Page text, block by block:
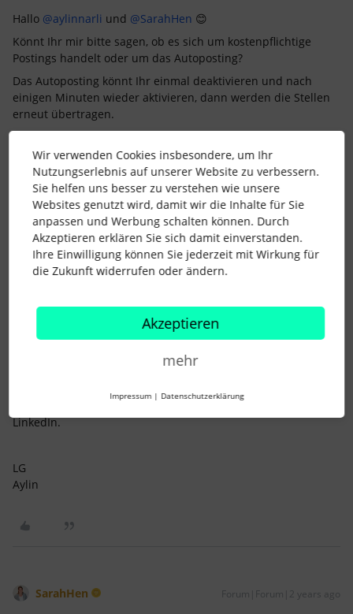
Hallo @aylinnarli und @SarahHen 😊
Könnt Ihr mir bitte sagen, ob es sich um kostenpflichtige
Postings handelt oder um das Autoposting?
Das Autoposting könnt Ihr einmal deaktivieren und nach
einigen Minuten wieder aktivieren, dann werden die Stellen
erneut übertragen.
Mary 🌷
Wurde Eure Frage gelöst? - Klickt auf "Beste Antwort", so
erhalten alle ihre Punkte für's Leaderboard. Moderator*innen
können Tags und Betreff von Anfragen ändern, um diese für
andere User auffindbar zu machen.
bei mir handelt es sich um kostenpflichtige Postings auf
LinkedIn.
LG
Aylin
SarahHen Forum|Forum|2 years ago
Wir verwenden Cookies insbesondere, um Ihr
Nutzungserlebnis auf unserer Website zu verbessern.
Sie helfen uns besser zu verstehen wie unsere
Websites genutzt wird, damit wir die Inhalte für Sie
anpassen und Werbung schalten können. Durch
Akzeptieren erklären Sie sich damit einverstanden.
Ihre Einwilligung können Sie jederzeit mit Wirkung für
die Zukunft widerrufen oder ändern.
Akzeptieren
mehr
Impressum | Datenschutzerklärung